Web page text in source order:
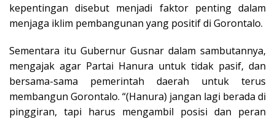
kepentingan disebut menjadi faktor penting dalam
menjaga iklim pembangunan yang positif di Gorontalo.
Sementara itu Gubernur Gusnar dalam sambutannya,
mengajak agar Partai Hanura untuk tidak pasif, dan
bersama-sama pemerintah daerah untuk terus
membangun Gorontalo. “(Hanura) jangan lagi berada di
pinggiran, tapi harus mengambil posisi dan peran